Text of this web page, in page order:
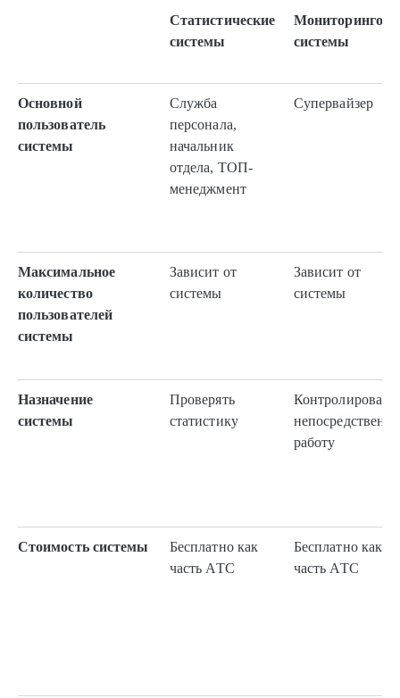
Статистические
системы
системы
Основной
пользователь
системы
Служба
персонала,
начальник
отдела, ТОП-
менеджмент
Супервайзер
Максимальное
количество
пользователей
системы
Зависит от
системы
Зависит от
системы
Назначение
системы
Проверять
статистику
Контролировать
работу
Стоимость системы
Бесплатно как
часть АТС
Бесплатно как
часть АТС